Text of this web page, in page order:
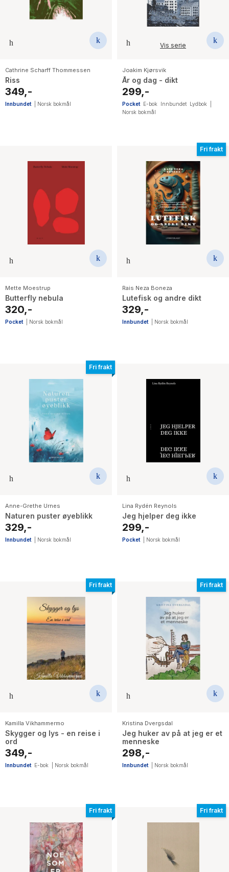
Cathrine Scharff Thommessen
Riss
349,-
Innbundet Norsk bokmål
Vis serie
Joakim Kjørsvik
År og dag - dikt
299,-
Pocket E-bok Innbundet Lydbok
Norsk bokmål
Mette Moestrup
Butterfly nebula
320,-
Pocket Norsk bokmål
Fri frakt
Rais Neza Boneza
Lutefisk og andre dikt
329,-
Innbundet Norsk bokmål
Fri frakt
Anne-Grethe Urnes
Naturen puster øyeblikk
329,-
Innbundet Norsk bokmål
Lina Rydén Reynols
Jeg hjelper deg ikke
299,-
Pocket Norsk bokmål
Fri frakt
Kamilla Vikhammermo
Skygger og lys - en reise i
ord
349,-
Innbundet E-bok Norsk bokmål
Fri frakt
Kristina Dvergsdal
Jeg huker av på at jeg er et
menneske
298,-
Innbundet Norsk bokmål
Fri frakt Fri frakt